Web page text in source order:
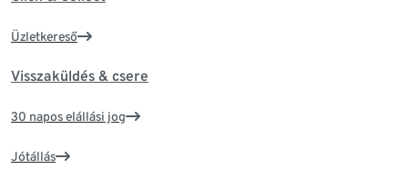
Üzletkereső
Visszaküldés & csere
30 napos elállási jog
Jótállás